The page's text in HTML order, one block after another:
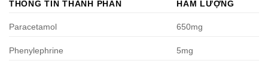
THÔNG TIN THÀNH PHẦN HÀM LƯỢNG
Paracetamol 650mg
Phenylephrine 5mg